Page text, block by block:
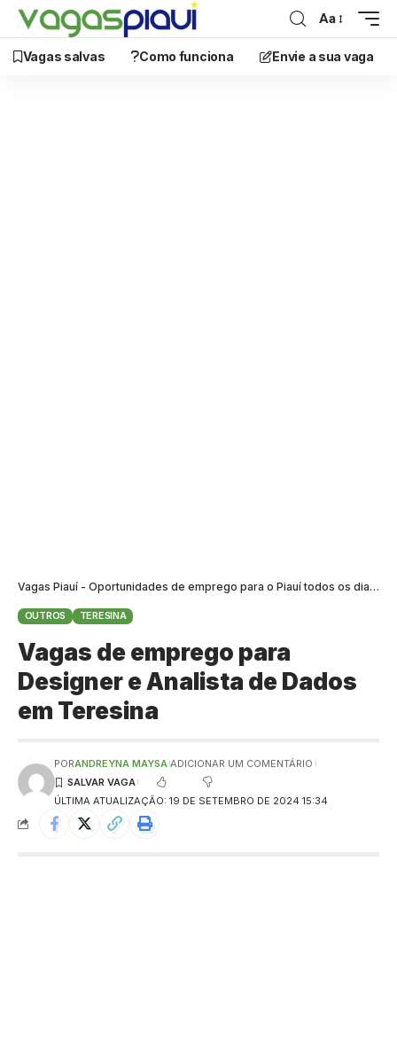
Aa
Vagas salvas Como funciona Envie a sua vaga
Vagas Piauí - Oportunidades de emprego para o Piauí todos os dias>
OUTROS TERESINA
Vagas de emprego para
Designer e Analista de Dados
em Teresina
ÚLTIMA ATUALIZAÇÃO: 19 DE SETEMBRO DE 2024 15:34
PORANDREYNA MAYSA ADICIONAR UM COMENTÁRIO